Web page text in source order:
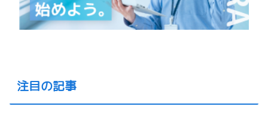
注目の記事